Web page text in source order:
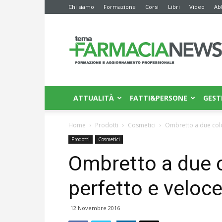
Chi siamo Formazione Corsi Libri Video
News
ATTUALITÀ FATTI&PERSONE
Home Prodotti Cosmetici Ombretto a due
Prodotti Cosmetici
Ombretto a due
perfetto e veloce
12 Novembre 2016